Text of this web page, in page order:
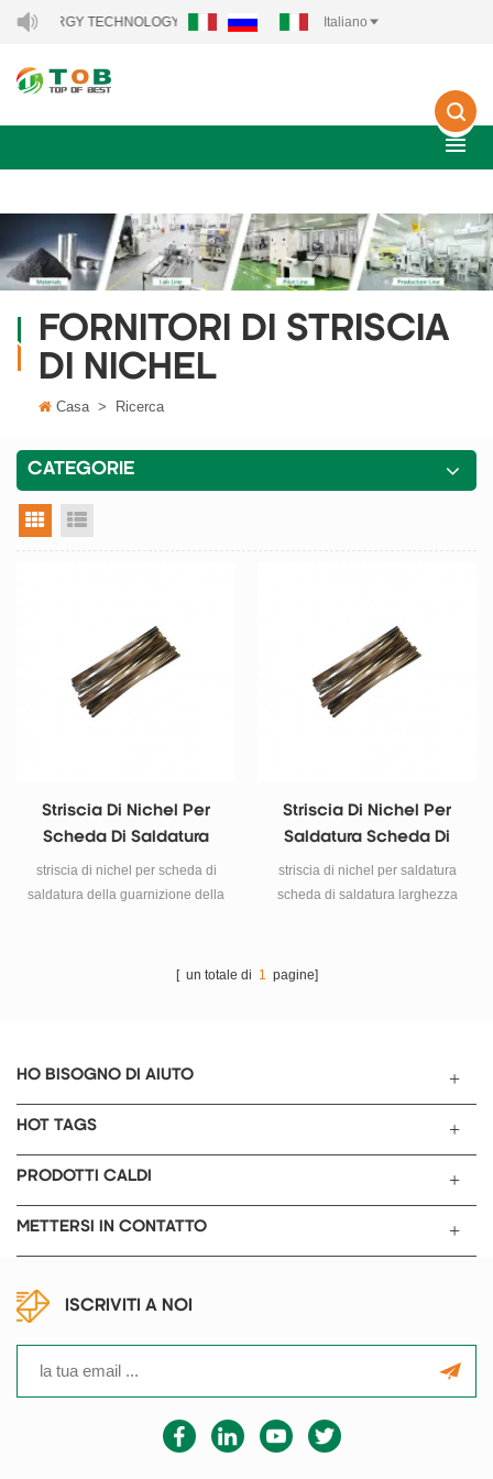
ENERGY TECHNOLOGY CO., LTD.. Italiano
FORNITORI DI STRISCIA
DI NICHEL
Casa > Ricerca
CATEGORIE
vista a griglia
Striscia Di Nichel Per
Scheda Di Saldatura
Della Guarnizione Della
Batteria Larghezza 5
striscia di nichel per scheda di
saldatura della guarnizione della
Striscia Di Nichel Per
Saldatura Scheda Di
Saldatura Larghezza
8mm
striscia di nichel per saldatura
scheda di saldatura larghezza
[ un totale di 1 pagine]
HO BISOGNO DI AIUTO
HOT TAGS
PRODOTTI CALDI
METTERSI IN CONTATTO
ISCRIVITI A NOI